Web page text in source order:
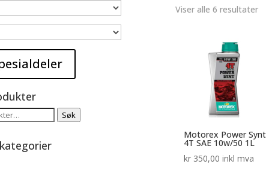
Viser alle 6 resultater
Motorex Power Synt
4T SAE 10w/50 1L
kr350,00 inkl mva
Søk